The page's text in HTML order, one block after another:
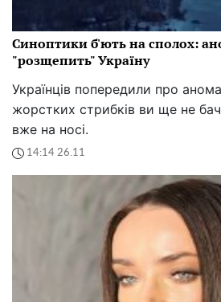
Синоптики б'ють на сполох:
"розщепить" Україну
Українців попередили про
жорстких стрибків ви ще не
вже на носі.
14:14 26.11